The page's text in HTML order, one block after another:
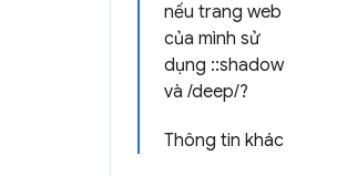
nếu trang web
của mình sử
dụng ::shadow
và /deep/?
Thông tin khác